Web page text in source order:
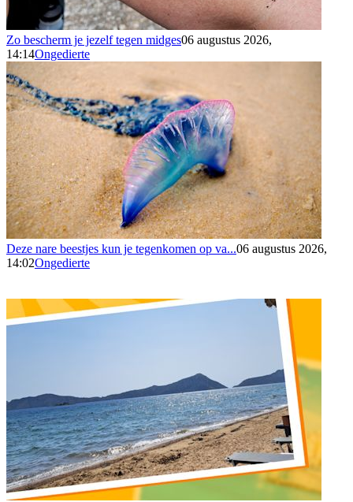
Zo bescherm je jezelf tegen midges06 augustus 2026,
14:14Ongedierte
Deze nare beestjes kun je tegenkomen op va...06 augustus 2026,
14:02Ongedierte